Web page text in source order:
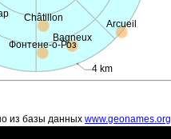
4 km
Bagneux
Châtillon
Фонтене-о-Роз
Arcueil
из базы данных www.geonames.org